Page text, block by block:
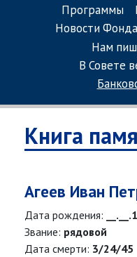
Программы
Новости Фонда
Нам
В Совете
Книга
Агеев Иван
Дата рождения:
Звание: рядовой
Дата смерти: 3/24/45